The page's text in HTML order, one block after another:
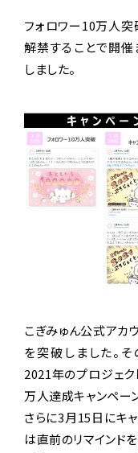
フォロワー10万人
解禁することで開催
しました。
こぎみゅん公式アカ
を突破しました。
2021年のプロジェ
万人達成キャンペー
さらに3月15日にキ
は直前のリマインド